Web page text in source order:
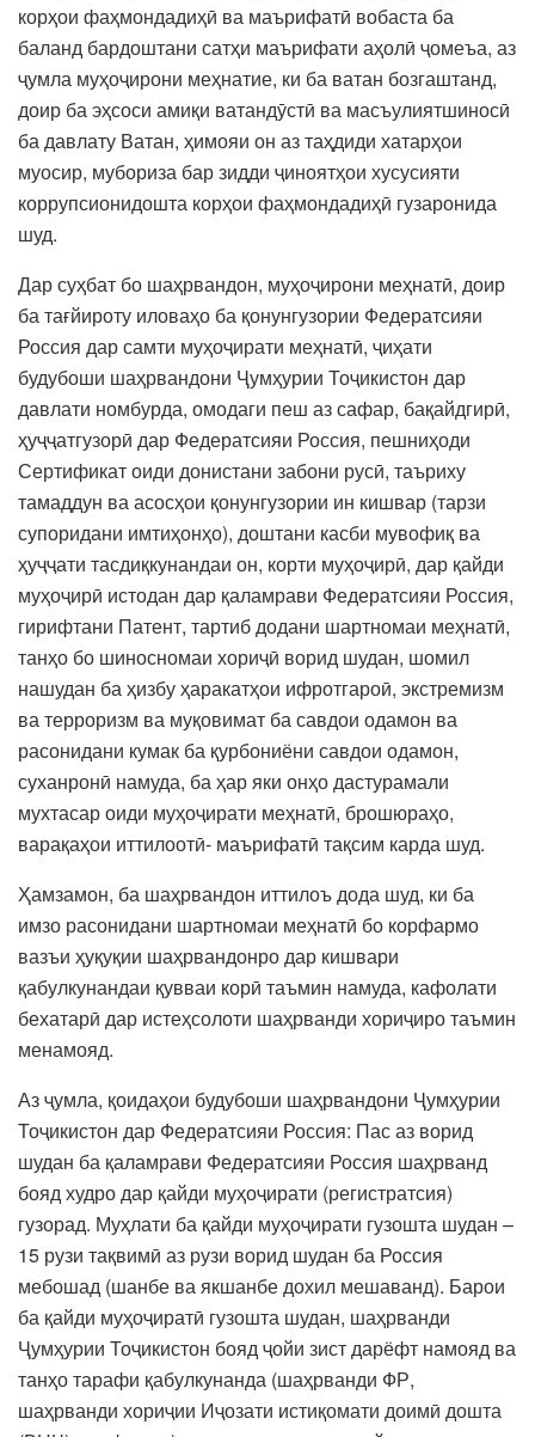
корҳои фаҳмондадиҳӣ ва маърифатӣ вобаста ба
баланд бардоштани сатҳи маърифати аҳолӣ ҷомеъа, аз
ҷумла муҳоҷирони меҳнатие, ки ба ватан бозгаштанд,
доир ба эҳсоси амиқи ватандӯстӣ ва масъулиятшиносӣ
ба давлату Ватан, ҳимояи он аз таҳдиди хатарҳои
муосир, мубориза бар зидди ҷиноятҳои хусусияти
коррупсионидошта корҳои фаҳмондадиҳӣ гузаронида
шуд.
Дар суҳбат бо шаҳрвандон, муҳоҷирони меҳнатӣ, доир
ба тағйироту иловаҳо ба қонунгузории Федератсияи
Россия дар самти муҳоҷирати меҳнатӣ, ҷиҳати
будубоши шаҳрвандони Ҷумҳурии Тоҷикистон дар
давлати номбурда, омодаги пеш аз сафар, бақайдгирӣ,
ҳуҷҷатгузорӣ дар Федератсияи Россия, пешниҳоди
Сертификат оиди донистани забони русӣ, таъриху
тамаддун ва асосҳои қонунгузории ин кишвар (тарзи
супоридани имтиҳонҳо), доштани касби мувофиқ ва
ҳуҷҷати тасдиқкунандаи он, корти муҳоҷирӣ, дар қайди
муҳоҷирӣ истодан дар қаламрави Федератсияи Россия,
гирифтани Патент, тартиб додани шартномаи меҳнатӣ,
танҳо бо шиносномаи хориҷӣ ворид шудан, шомил
нашудан ба ҳизбу ҳаракатҳои ифротгароӣ, экстремизм
ва терроризм ва муқовимат ба савдои одамон ва
расонидани кумак ба қурбониёни савдои одамон,
суханронӣ намуда, ба ҳар яки онҳо дастурамали
мухтасар оиди муҳоҷирати меҳнатӣ, брошюраҳо,
варақаҳои иттилоотӣ- маърифатӣ тақсим карда шуд.
Ҳамзамон, ба шаҳрвандон иттилоъ дода шуд, ки ба
имзо расонидани шартномаи меҳнатӣ бо корфармо
вазъи ҳуқуқии шаҳрвандонро дар кишвари
қабулкунандаи қувваи корӣ таъмин намуда, кафолати
бехатарӣ дар истеҳсолоти шаҳрванди хориҷиро таъмин
менамояд.
Аз ҷумла, қоидаҳои будубоши шаҳрвандони Ҷумҳурии
Тоҷикистон дар Федератсияи Россия: Пас аз ворид
шудан ба қаламрави Федератсияи Россия шаҳрванд
бояд худро дар қайди муҳоҷирати (регистратсия)
гузорад. Муҳлати ба қайди муҳоҷирати гузошта шудан –
15 рузи тақвимӣ аз рузи ворид шудан ба Россия
мебошад (шанбе ва якшанбе дохил мешаванд). Барои
ба қайди муҳоҷиратӣ гузошта шудан, шаҳрванди
Ҷумҳурии Тоҷикистон бояд ҷойи зист дарёфт намояд ва
танҳо тарафи қабулкунанда (шаҳрванди ФР,
шаҳрванди хориҷии Иҷозати истиқомати доимӣ дошта